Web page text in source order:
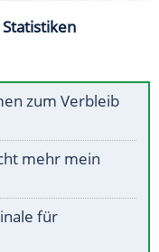
zum Verbleib
mehr mein
für